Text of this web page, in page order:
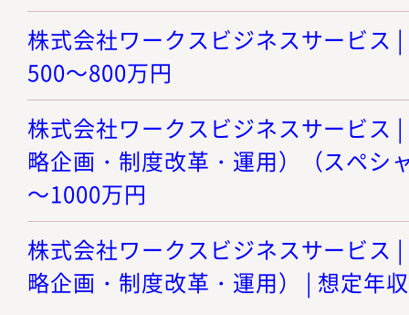
株式会社ワークスビジネスサービス
500～800万円
株式会社ワークスビジネスサービス
略企画・制度改革・運用）（スペシ
～1000万円
株式会社ワークスビジネスサービス
略企画・制度改革・運用） | 想定年